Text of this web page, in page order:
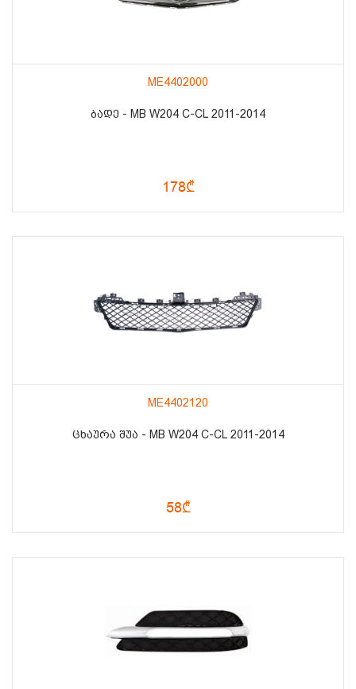
ME4402000
ᲑᲐᲓᲔ - MB W204 C-CL 2011-2014
178₾
ME4402120
ᲪᲮᲐᲣᲠᲐ ᲨᲣᲐ - MB W204 C-CL 2011-2014
58₾